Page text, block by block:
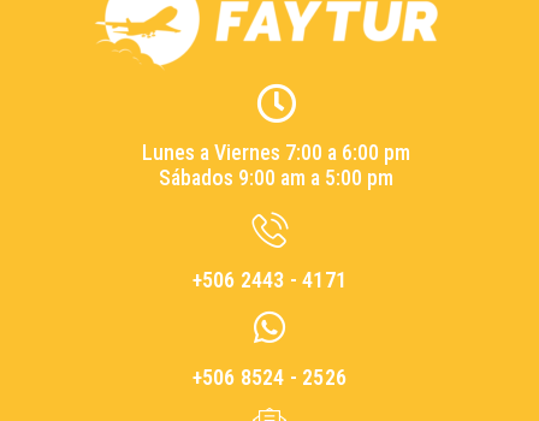
Lunes a Viernes 7:00 a 6:00 pm
Sábados 9:00 am a 5:00 pm
+506 2443 - 4171
+506 8524 - 2526